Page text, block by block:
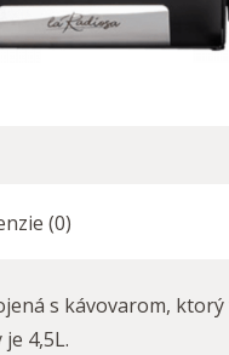
(0)
s kávovarom,
4,5L.